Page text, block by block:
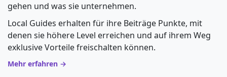
gehen und was sie unternehmen.
Local Guides erhalten für ihre Beiträge Punkte, mit
denen sie höhere Level erreichen und auf ihrem Weg
exklusive Vorteile freischalten können.
Mehr erfahren →